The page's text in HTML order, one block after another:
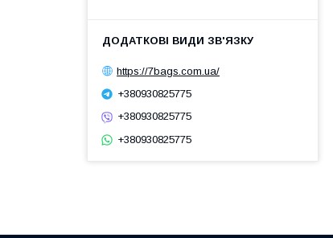
https://7bags.com.ua/
+380930825775
+380930825775
+380930825775